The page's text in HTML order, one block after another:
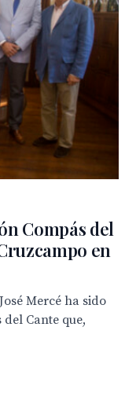
Compás del
en
Mercé ha sido
Cante que,